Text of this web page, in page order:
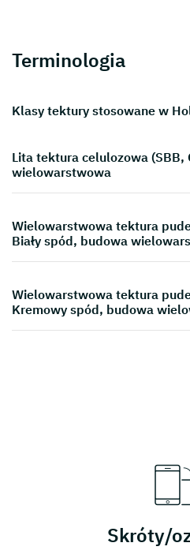
Terminologia
Klasy tektury stosowane w
Lita tektura celulozowa (SBB,
wielowarstwowa
Wielowarstwowa tektura
Biały spód, budowa
Wielowarstwowa tektura
Kremowy spód, budowa
Skróty/